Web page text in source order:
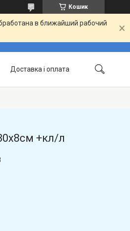
Кошик
в ближайший рабочий
Доставка і оплата
+кл/л